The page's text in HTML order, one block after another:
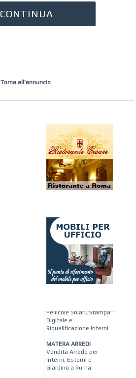
Torna all'annuncio
Pellicole Solari, Stampa
Digitale e
Riqualificazione Interni
MATERA ARREDI
Vendita Arredo per
Interni, Esterni e
Giardino a Roma